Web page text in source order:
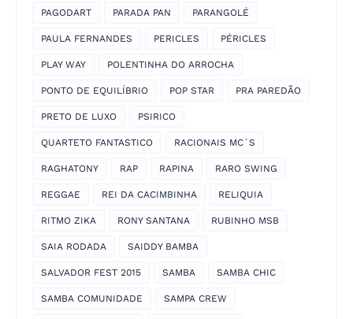
PAGODART PARADA PAN PARANGOLÉ
PAULA FERNANDES PERICLES PÉRICLES
PLAY WAY POLENTINHA DO ARROCHA
PONTO DE EQUILÍBRIO POP STAR PRA PAREDÃO
PRETO DE LUXO PSIRICO
QUARTETO FANTASTICO RACIONAIS MC´S
RAGHATONY RAP RAPINA RARO SWING
REGGAE REI DA CACIMBINHA RELIQUIA
RITMO ZIKA RONY SANTANA RUBINHO MSB
SAIA RODADA SAIDDY BAMBA
SALVADOR FEST 2015 SAMBA SAMBA CHIC
SAMBA COMUNIDADE SAMPA CREW